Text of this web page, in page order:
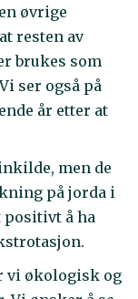
øvrige
resten av
brukes som
ser også på
år etter at
men de
på jorda i
positivt å ha
vi økologisk og